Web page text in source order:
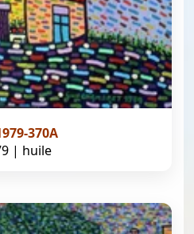
370A
| huile